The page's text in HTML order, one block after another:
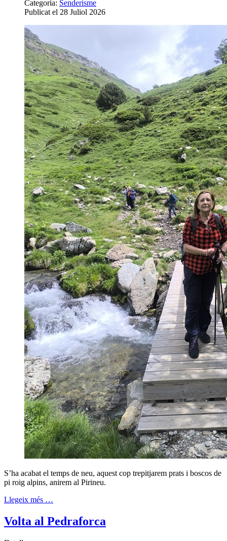
Categoria: Senderisme
Publicat el 28 Juliol 2026
S’ha acabat el temps de neu, aquest cop trepitjarem prats i boscos de
pi roig alpins, anirem al Pirineu.
Llegeix més …
Volta al Pedraforca